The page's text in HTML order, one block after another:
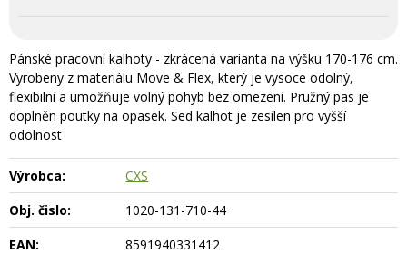
Pánské pracovní kalhoty - zkrácená varianta na výšku 170-176 cm.
Vyrobeny z materiálu Move & Flex, který je vysoce odolný,
flexibilní a umožňuje volný pohyb bez omezení. Pružný pas je
doplněn poutky na opasek. Sed kalhot je zesílen pro vyšší
odolnost
Výrobca:
CXS
Obj. čislo:
1020-131-710-44
EAN:
8591940331412